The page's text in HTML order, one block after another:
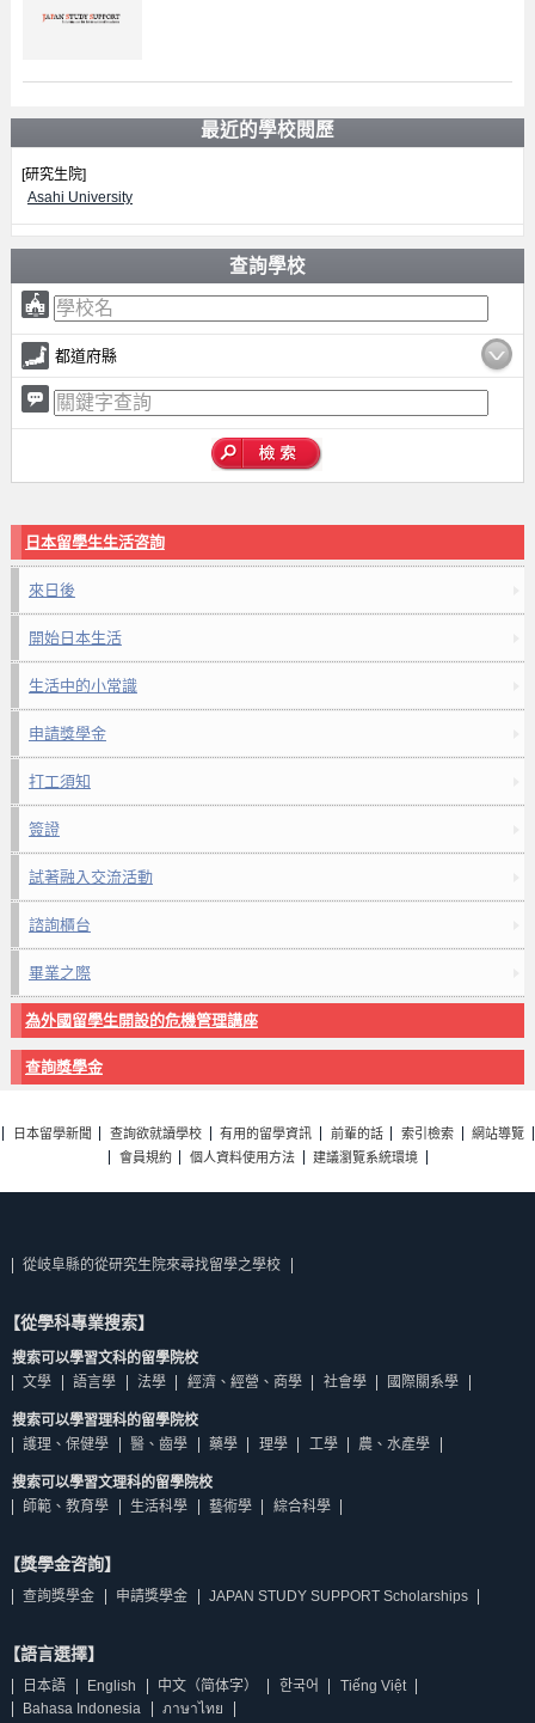
最近的學校閱歷
[研究生院]
Asahi University
查詢學校
都道府縣
日本留學生生活咨詢
來日後
開始日本生活
生活中的小常識
申請獎學金
打工須知
簽證
試著融入交流活動
諮詢櫃台
畢業之際
為外國留學生開設的危機管理講座
查詢獎學金
日本留學新聞 查詢欲就讀學校 有用的留學資訊 前輩的話 索引檢索
網站導覽
會員規約
個人資料使用方法 建議瀏覽系統環境
從岐阜縣的從研究生院來尋找留學之學校
【從學科專業搜索】
搜索可以學習文科的留學院校
文學
語言學 法學 經濟、經營、商學 社會學 國際關系學
搜索可以學習理科的留學院校
護理、保健學
醫、齒學 藥學 理學 工學 農、水產學
搜索可以學習文理科的留學院校
師範、教育學
生活科學 藝術學 綜合科學
【獎學金咨詢】
查詢獎學金 申請獎學金 JAPAN STUDY SUPPORT Scholarships
【語言選擇】
日本語 English 中文（简体字） 한국어
Tiếng Việt
Bahasa Indonesia
ภาษาไทย